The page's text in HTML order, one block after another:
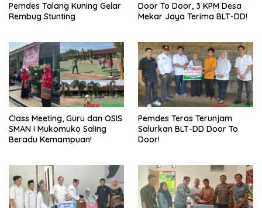
Pemdes Talang Kuning Gelar
Rembug Stunting
Door To Door, 3 KPM Desa
Mekar Jaya Terima BLT-DD!
Class Meeting, Guru dan OSIS
SMAN I Mukomuko Saling
Beradu Kemampuan!
Pemdes Teras Terunjam
Salurkan BLT-DD Door To
Door!